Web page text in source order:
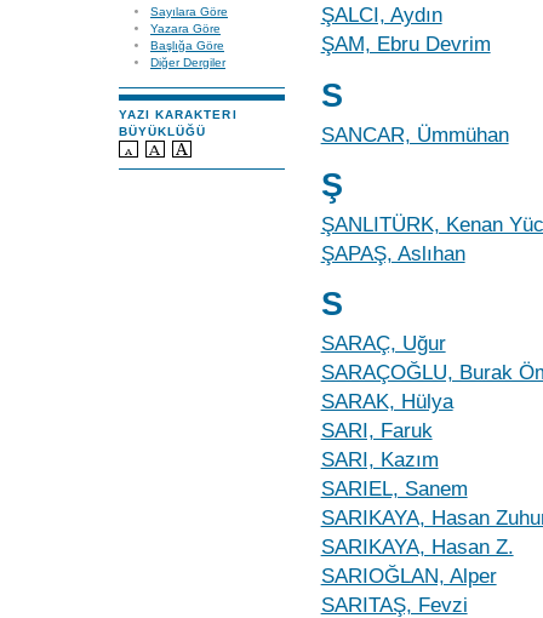
Sayılara Göre
Yazara Göre
Başlığa Göre
Diğer Dergiler
YAZI KARAKTERI
BÜYÜKLÜĞÜ
ŞALCI, Aydın
ŞAM, Ebru Devrim
S
SANCAR, Ümmühan
Ş
ŞANLITÜRK, Kenan
ŞAPAŞ, Aslıhan
S
SARAÇ, Uğur
SARAÇOĞLU, Burak
SARAK, Hülya
SARI, Faruk
SARI, Kazım
SARIEL, Sanem
SARIKAYA, Hasan
SARIKAYA, Hasan Z.
SARIOĞLAN, Alper
SARITAŞ, Fevzi